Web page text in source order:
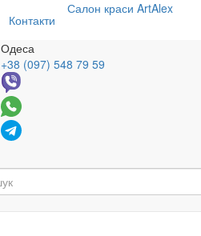
Контакти
Салон краси ArtAlex
Одеса
+38 (097) 548 79 59